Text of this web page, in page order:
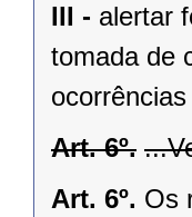
III - alertar
tomada de
Art. 6º.
Art. 6º. Os